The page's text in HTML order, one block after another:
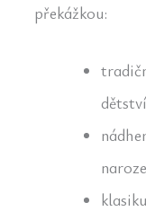
překážkou:
dětství